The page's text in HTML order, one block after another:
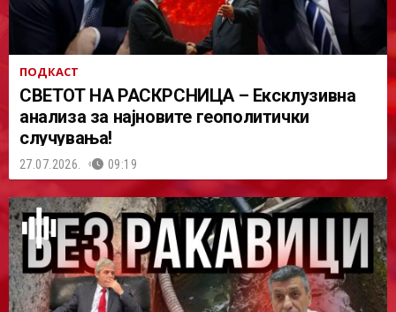
ПОДКАСТ
СВЕТОТ НА РАСКРСНИЦА – Ексклузивна
анализа за најновите геополитички
случувања!
27.07.2026. 09:19